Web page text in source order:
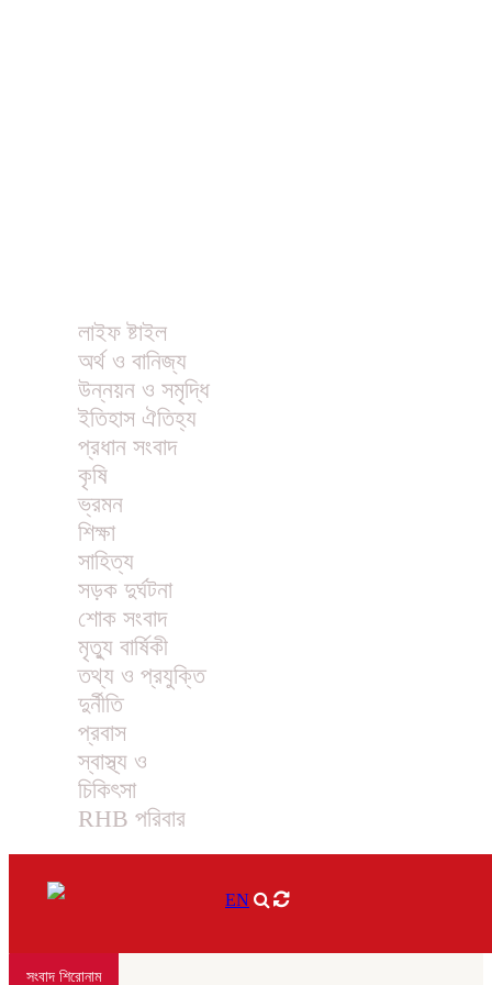
লাইফ ষ্টাইল
অর্থ ও বানিজ্য
উন্নয়ন ও সমৃদ্ধি
ইতিহাস ঐতিহ্য
প্রধান সংবাদ
কৃষি
ভ্রমন
শিক্ষা
সাহিত্য
সড়ক দুর্ঘটনা
শোক সংবাদ
মৃত্যু বার্ষিকী
তথ্য ও প্রযুক্তি
দুর্নীতি
প্রবাস
স্বাস্থ্য ও
চিকিৎসা
RHB পরিবার
EN
সংবাদ শিরোনাম